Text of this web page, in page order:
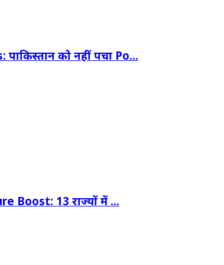
को नहीं पचा Po...
Boost: 13 राज्यों में ...